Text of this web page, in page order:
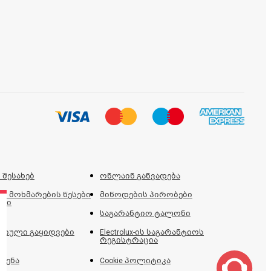
ონლაინ განვადება
მოხმარების წესები მიწოდების პირობები
საგარანტიო ტალონი
გაყიდვები Electrolux-ის საგარანტიოს
რეგისტრაცია
Cookie პოლიტიკა